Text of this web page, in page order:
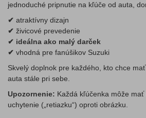
jednoduché pripnutie na kľúče od auta,
✔ atraktívny dizajn
✔ živicové prevedenie
✔ ideálna ako malý darček
✔ vhodná pre fanúšikov Suzuki
Skvelý doplnok pre každého, kto chce
auta stále pri sebe.
Upozornenie: Každá kľúčenka môže mať
uchytenie („retiazku“) oproti obrázku.